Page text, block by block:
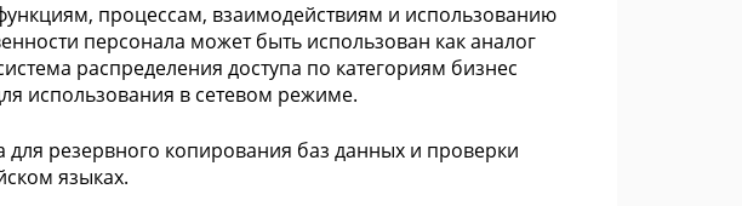
процессам, взаимодействиям и использованию
персонала может быть использован как аналог
распределения доступа по категориям бизнес
использования в сетевом режиме.
резервного копирования баз данных и проверки
языках.